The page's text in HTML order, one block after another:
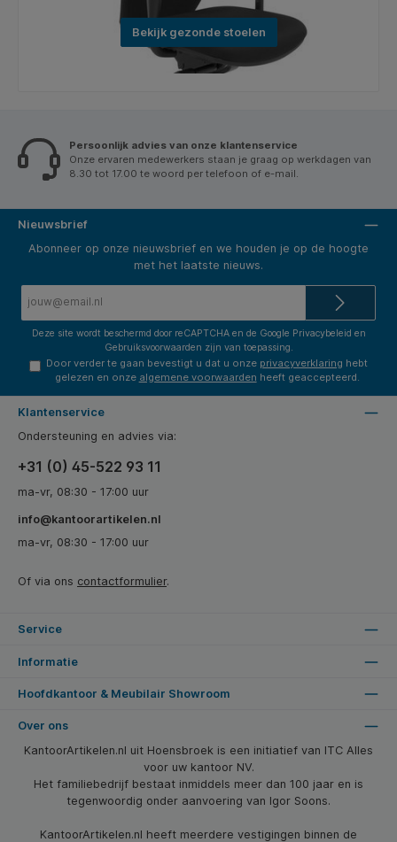
Bekijk gezonde stoelen
Persoonlijk advies van onze klantenservice
Onze ervaren medewerkers staan je graag op werkdagen van
8.30 tot 17.00 te woord per telefoon of e-mail.
Nieuwsbrief
Abonneer op onze nieuwsbrief en we houden je op de hoogte
met het laatste nieuws.
Deze site wordt beschermd door reCAPTCHA en de Google Privacybeleid en
Gebruiksvoorwaarden zijn van toepassing.
Door verder te gaan bevestigt u dat u onze privacyverklaring hebt
gelezen en onze algemene voorwaarden heeft geaccepteerd.
Klantenservice
Ondersteuning en advies via:
+31 (0) 45-522 93 11
ma-vr, 08:30 - 17:00 uur
info@kantoorartikelen.nl
ma-vr, 08:30 - 17:00 uur
Of via ons contactformulier.
Service
Informatie
Hoofdkantoor & Meubilair Showroom
Over ons
KantoorArtikelen.nl uit Hoensbroek is een initiatief van ITC Alles
voor uw kantoor NV.
Het familiebedrijf bestaat inmiddels meer dan 100 jaar en is
tegenwoordig onder aanvoering van Igor Soons.
KantoorArtikelen.nl heeft meerdere vestigingen binnen de